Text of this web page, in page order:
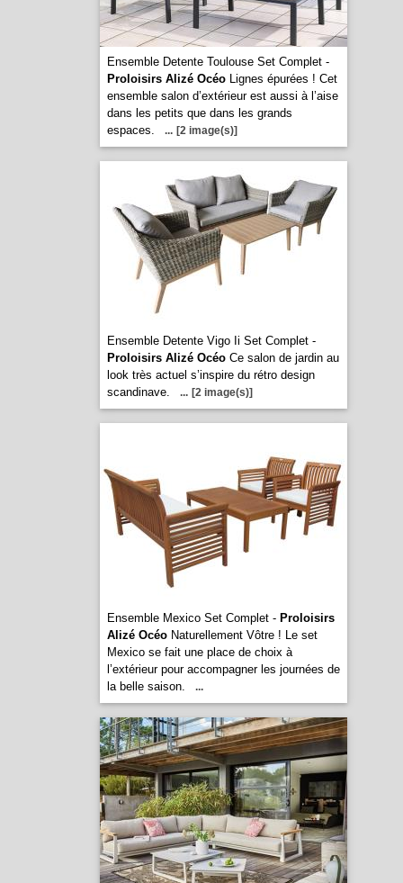
Ensemble Detente Toulouse Set Complet -
Proloisirs Alizé OcéoLignes épurées ! Cet
ensemble salon d’extérieur est aussi à l’aise
dans les petits que dans les grands
espaces.
... [2 image(s)]
Ensemble Detente Vigo Ii Set Complet -
Proloisirs Alizé OcéoCe salon de jardin au
look très actuel s’inspire du rétro design
scandinave.
... [2 image(s)]
Ensemble Mexico Set Complet - Proloisirs
Alizé OcéoNaturellement Vôtre ! Le set
Mexico se fait une place de choix à
l’extérieur pour accompagner les journées de
la belle saison.
...